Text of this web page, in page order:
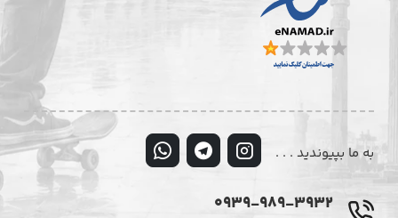
به ما بپیوندید . . .
0939-989-3932